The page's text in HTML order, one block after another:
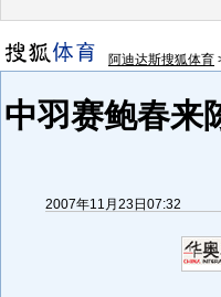
阿迪达斯搜狐体育
中羽赛鲍春来
2007年11月23日07:32